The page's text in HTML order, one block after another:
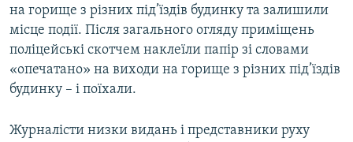
на горище з різних під’їздів будинку та залишили
місце події. Після загального огляду приміщень
поліцейські скотчем наклеїли папір зі словами
«опечатано» на виходи на горище з різних під’їздів
будинку – і поїхали.
Журналісти низки видань і представники руху